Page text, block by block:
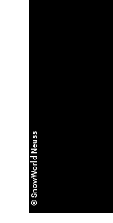
© SnowWorld Neuss